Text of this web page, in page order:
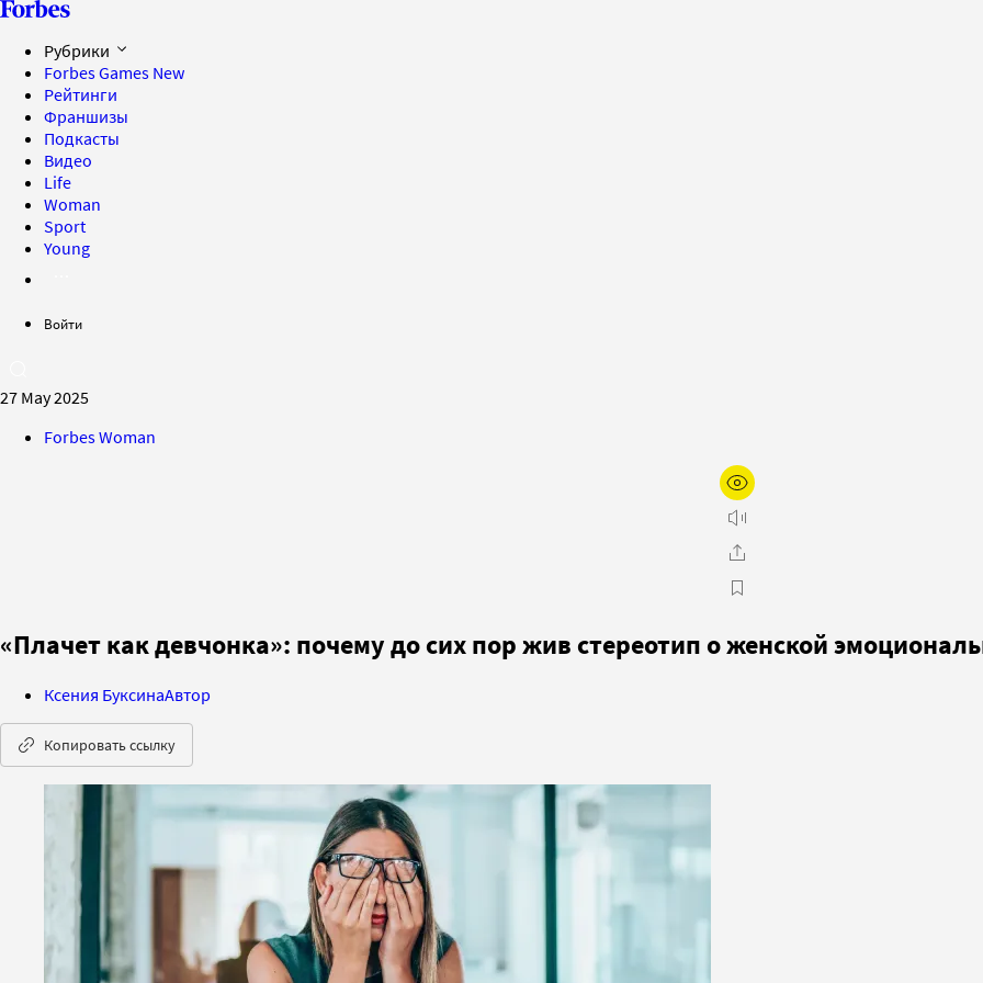
Рубрики
Forbes Games New
Рейтинги
Франшизы
Подкасты
Видео
Life
Woman
Sport
Young
Войти
27 May 2025
Forbes Woman
«Плачет как девчонка»: почему до сих пор жив стереотип о женской
Ксения БуксинаАвтор
Копировать ссылку